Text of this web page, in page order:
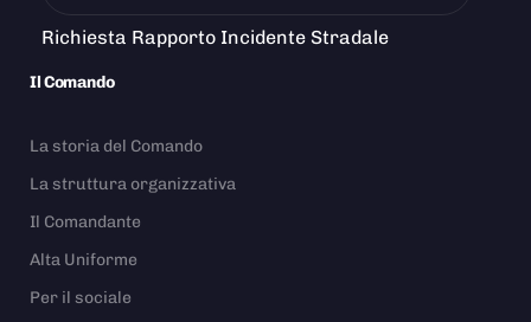
Richiesta Rapporto Incidente Stradale
Il Comando
La storia del Comando
La struttura organizzativa
Il Comandante
Alta Uniforme
Per il sociale